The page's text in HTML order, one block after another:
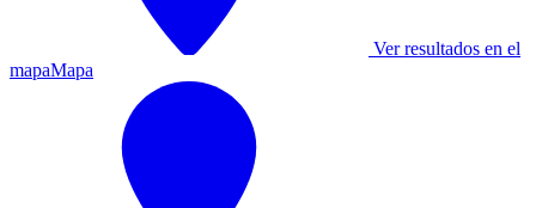
Ver resultados en el
mapaMapa